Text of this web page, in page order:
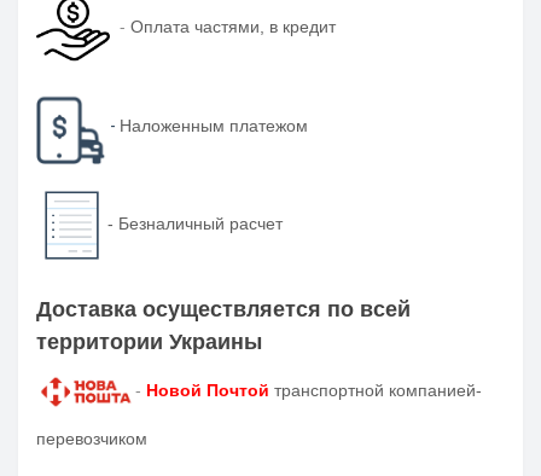
- Оплата частями, в кредит
- Наложенным платежом
- Безналичный расчет
Доставка осуществляется по всей
территории Украины
- Новой Почтой транспортной компанией-
перевозчиком